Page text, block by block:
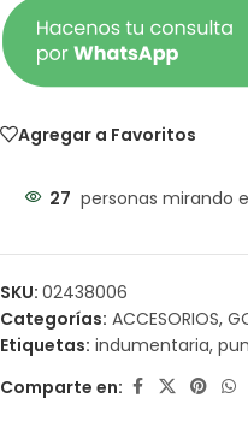
Agregar a Favoritos
27 personas mirando
SKU: 02438006
Categorías: ACCESORIOS,
Etiquetas: indumentaria,
Comparte en: